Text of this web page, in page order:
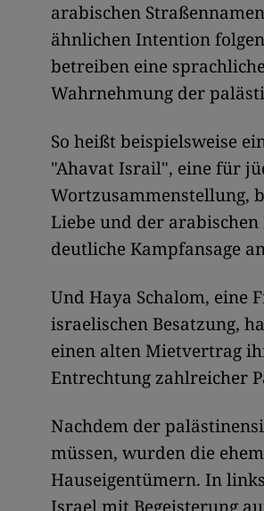
arabischen
ähnlichen Intention
betreiben eine
Wahrnehmung der
So heißt beispielsweise
"Ahavat Israil", eine für
Wortzusammenstellung,
Liebe und der
deutliche Kampfansage
Und Haya Schalom, eine
israelischen Besatzung,
einen alten Mietvertrag
Entrechtung zahlreicher
Nachdem der
müssen, wurden die
Hauseigentümern. In